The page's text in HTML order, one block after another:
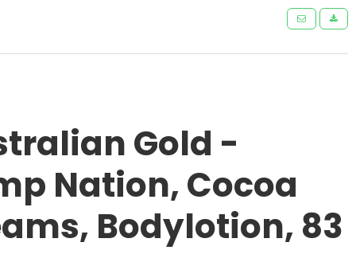
Gold -
Nation, Cocoa
Bodylotion, 83